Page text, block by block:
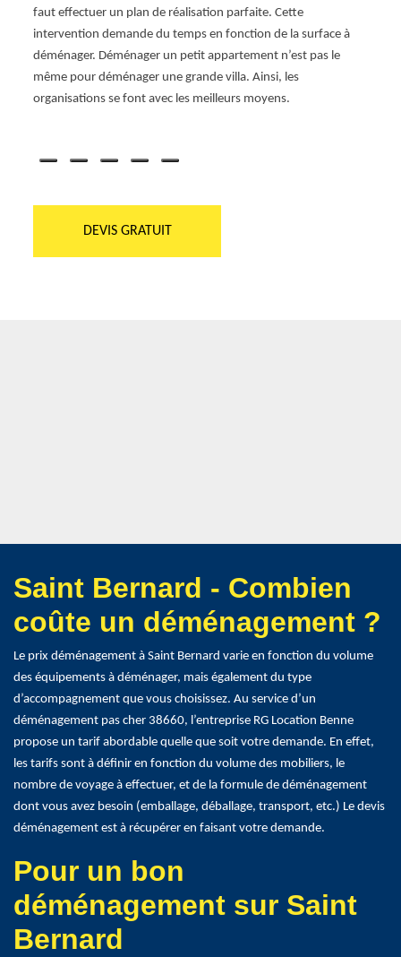
faut effectuer un plan de réalisation parfaite. Cette
intervention demande du temps en fonction de la surface à
déménager. Déménager un petit appartement n’est pas le
même pour déménager une grande villa. Ainsi, les
organisations se font avec les meilleurs moyens.
DEVIS GRATUIT
Saint Bernard - Combien
coûte un déménagement ?
Le prix déménagement à Saint Bernard varie en fonction du volume
des équipements à déménager, mais également du type
d’accompagnement que vous choisissez. Au service d’un
déménagement pas cher 38660, l’entreprise RG Location Benne
propose un tarif abordable quelle que soit votre demande. En effet,
les tarifs sont à définir en fonction du volume des mobiliers, le
nombre de voyage à effectuer, et de la formule de déménagement
dont vous avez besoin (emballage, déballage, transport, etc.) Le devis
déménagement est à récupérer en faisant votre demande.
Pour un bon
déménagement sur Saint
Bernard